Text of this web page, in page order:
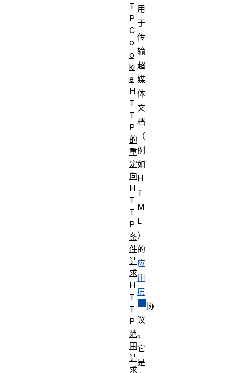
用
于
传
输
超
媒
体
文
档
（
例
如
H
T
M
L
）
的
应
用
层
协
议
。
它
是
T
P
C
o
o
ki
e
H
T
T
P
的
重
定
向
H
T
T
P
条
件
请
求
H
T
T
P
范
围
请
求